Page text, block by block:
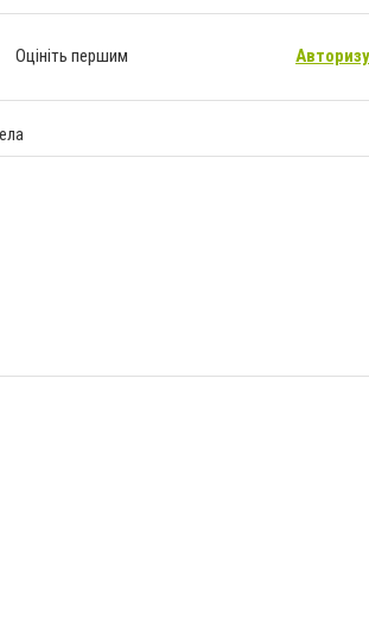
Оцініть першим